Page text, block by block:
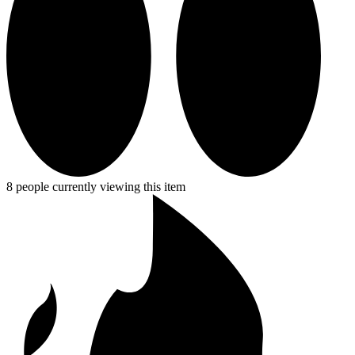
8 people currently viewing this item